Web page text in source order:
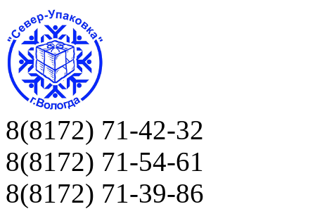
8(8172) 71-42-32
8(8172) 71-54-61
8(8172) 71-39-86